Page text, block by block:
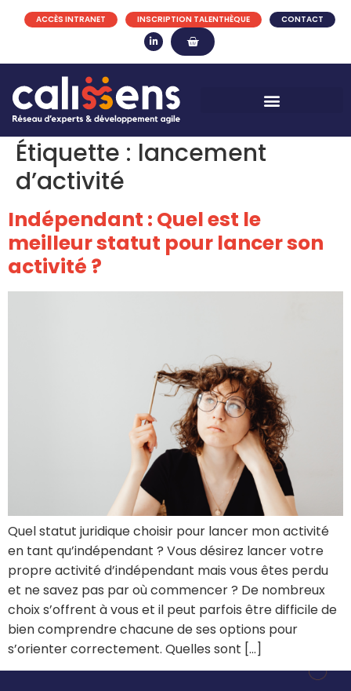
ACCÈS INTRANET INSCRIPTION TALENTHÈQUE CONTACT
Étiquette : lancement
d’activité
Indépendant : Quel est le
meilleur statut pour lancer son
activité ?
Quel statut juridique choisir pour lancer mon activité
en tant qu’indépendant ? Vous désirez lancer votre
propre activité d’indépendant mais vous êtes perdu
et ne savez pas par où commencer ? De nombreux
choix s’offrent à vous et il peut parfois être difficile de
bien comprendre chacune de ses options pour
s’orienter correctement. Quelles sont […]